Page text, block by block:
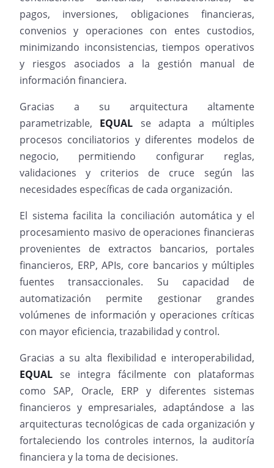
pagos, inversiones, obligaciones financieras,
convenios y operaciones con entes custodios,
minimizando inconsistencias, tiempos operativos
y riesgos asociados a la gestión manual de
información financiera.
Gracias a su arquitectura altamente
parametrizable, EQUAL se adapta a múltiples
procesos conciliatorios y diferentes modelos de
negocio, permitiendo configurar reglas,
validaciones y criterios de cruce según las
necesidades específicas de cada organización.
El sistema facilita la conciliación automática y el
procesamiento masivo de operaciones financieras
provenientes de extractos bancarios, portales
financieros, ERP, APIs, core bancarios y múltiples
fuentes transaccionales. Su capacidad de
automatización permite gestionar grandes
volúmenes de información y operaciones críticas
con mayor eficiencia, trazabilidad y control.
Gracias a su alta flexibilidad e interoperabilidad,
EQUAL se integra fácilmente con plataformas
como SAP, Oracle, ERP y diferentes sistemas
financieros y empresariales, adaptándose a las
arquitecturas tecnológicas de cada organización y
fortaleciendo los controles internos, la auditoría
financiera y la toma de decisiones.